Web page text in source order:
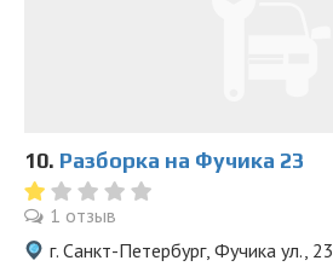
10. Разборка на Фучика 23
1 отзыв
г. Санкт-Петербург, Фучика ул., 23